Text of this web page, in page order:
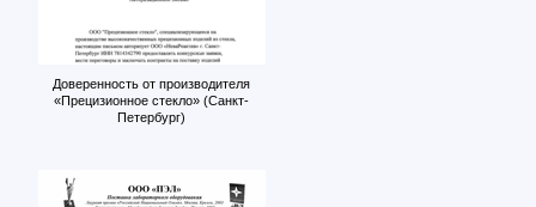
Доверенность от производителя
«Прецизионное стекло» (Санкт-
Петербург)